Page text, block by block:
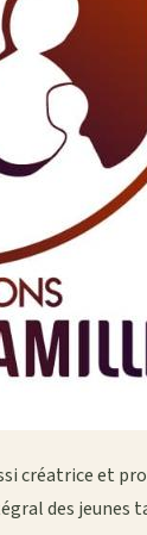
créatrice et
des jeunes